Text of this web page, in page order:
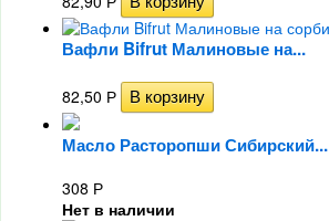
Вафли Bifrut Малиновые на...
82,50 Р
Масло Расторопши Сибирский...
308 Р
Нет в наличии